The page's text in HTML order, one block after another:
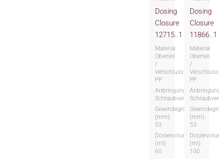
Dosing
Closure
12715..1
Material
Oberteil
/
Verschluss:
PP
Anbringungsart:
Schraubversion
Gewindegröße
(mm):
53
Dosiervolumen
(ml):
60
Dosing
Closure
11866..1
Material
Oberteil
/
PP
(mm):
53
(ml):
100